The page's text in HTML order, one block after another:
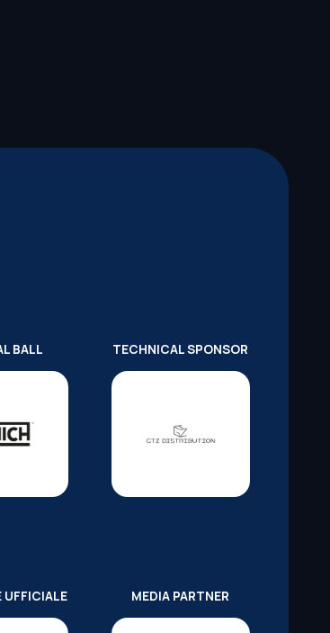
BALL TECHNICAL SPONSOR
UFFICIALE MEDIA PARTNER